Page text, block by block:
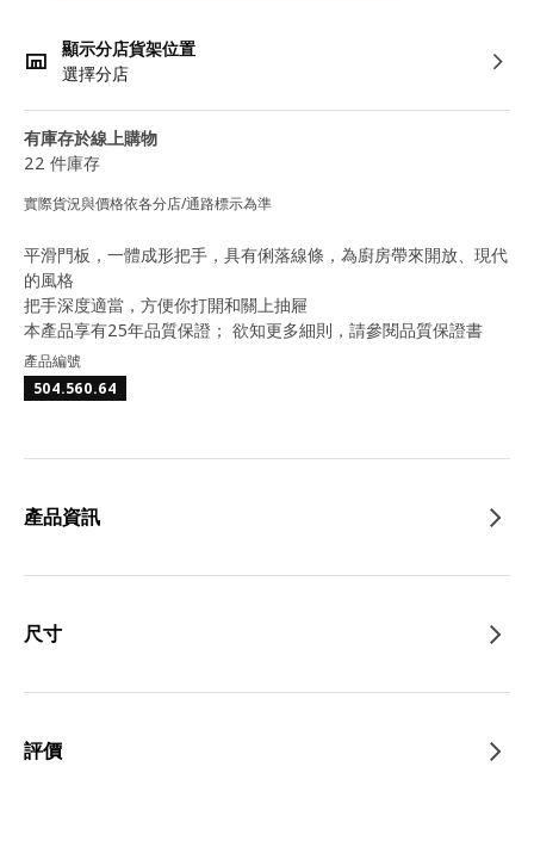
顯示分店貨架位置
選擇分店
有庫存於線上購物
22 件庫存
實際貨況與價格依各分店/通路標示為準
平滑門板，一體成形把手，具有俐落線條，為廚房帶來開放、現代
的風格
把手深度適當，方便你打開和關上抽屜
本產品享有25年品質保證； 欲知更多細則，請參閱品質保證書
產品編號
504.560.64
產品資訊
尺寸
評價